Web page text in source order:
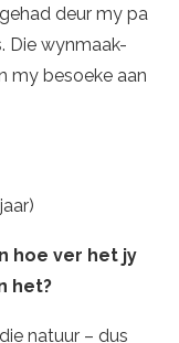
deur my pa
Die wynmaak-
my besoeke aan
hoe ver het jy
het?
natuur – dus